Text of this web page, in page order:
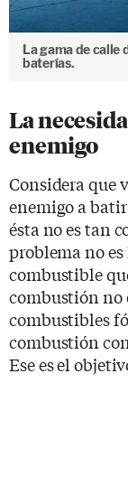
La gama de calle
baterías.
La
enemigo
Considera que
enemigo a
ésta no es tan
problema no
combustible
combustión no
combustibles
combustión
Ese es el